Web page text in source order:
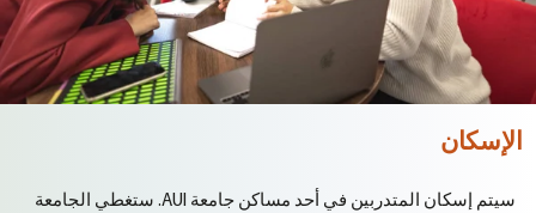
الإسكان
سيتم إسكان المتدربين في أحد مساكن جامعة ستغطي الجامعة